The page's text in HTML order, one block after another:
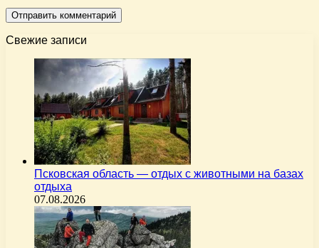
Свежие записи
Псковская область — отдых с животными на базах
отдыха
07.08.2026